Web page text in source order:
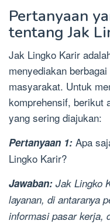
Pertanyaan
tentang Jak
Jak Lingko Karir
menyediakan
masyarakat. Untuk
komprehensif, berikut
yang sering diajukan:
Pertanyaan 1: Apa
Lingko Karir?
Jawaban: Jak Lingko
layanan, di antaranya
informasi pasar kerja,